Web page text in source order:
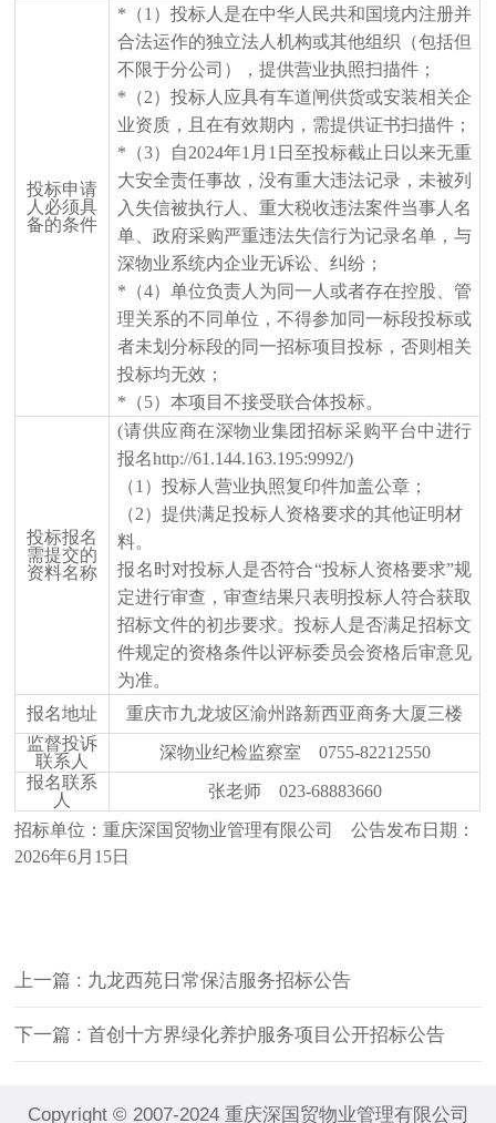
投标申请
人必须具
备的条件
* （1）投标人是在中华人民共和国境内注册并
合法运作的独立法人机构或其他组织（包括但
不限于分公司），提供营业执照扫描件；
* （2）投标人应具有车道闸供货或安装相关企
业资质 ，
且在有效期内，需提供证书扫描件；
*（3）自2024年1月1日至投标截止日以来无重
大安全责任事故，没有重大违法记录，未被列
入失信被执行人、重大税收违法案件当事人名
单、政府采购严重违法失信行为记录名单，与
深物业系统内企业无诉讼、纠纷 ；
* （4）单位负责人为同一人或者存在控股、管
理关系的不同单位，不得参加同一标段投标或
者未划分标段的同一招标项目投标，否则相关
投标均无效；
* （5）本项目不接受联合体投标。
投标报名
需提交的
资料名称
(请供应商在深物业集团招标采购平台中进行
报名http://61.144.163.195:9992/)
（1）投标人营业执照复印件加盖公章；
（2）提供满足投标人资格要求的其他证明材
料。
报名时对投标人是否符合“投标人资格要求”规
定进行审查，审查结果只表明投标人符合获取
招标文件的初步要求。投标人是否满足招标文
件规定的资格条件以评标委员会资格后审意见
为准。
报名地址
重庆市九龙坡区渝州路新西亚商务大厦三楼
监督投诉
联系人
深物业纪检监察室
0755-82212550
报名联系
人
张老师 023-68883660
招标单位：重庆深国贸物业管理有限公司
公告发布日期：
2026年6月 1 5日
上一篇 : 九龙西苑日常保洁服务招标公告
下一篇 : 首创十方界绿化养护服务项目公开招标公告
Copyright © 2007-2024 重庆深国贸物业管理有限公司